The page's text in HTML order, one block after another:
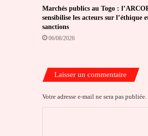
Marchés publics au Togo :
sensibilise les acteurs sur l’éthique
sanctions
06/08/2026
Laisser un commentaire
Votre adresse e-mail ne sera pas publiée.